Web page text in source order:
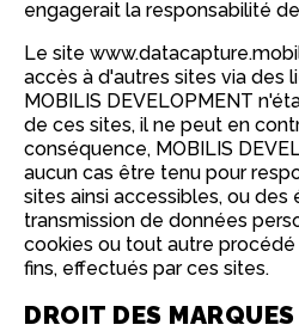
engagerait la responsabilité
Le site
accès à d'autres sites via des
MOBILIS DEVELOPMENT
de ces sites, il ne peut en
conséquence, MOBILIS
aucun cas être tenu pour
sites ainsi accessibles, ou
transmission de données
cookies ou tout autre
fins, effectués par ces sites.
DROIT DES MARQUES